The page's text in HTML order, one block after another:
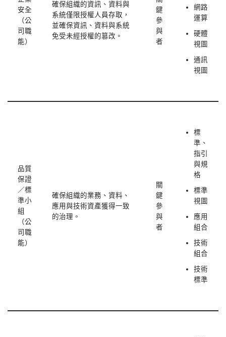
安全
（公
司職
能）
確保組織的資訊、資料與
系統僅限授權人員存取，
並確保資訊、資料與系統
免受未經授權的篡改。
鍵
參
與
者
網路
運算
硬體
視圖
通訊
視圖
品質
保證
／標
準小
組
（公
司職
能）
確保組織的業務、資料、
應用與技術資產獲得一致
的治理。
關
鍵
參
與
者
標
準、
指引
與規
格
標準
視圖
應用
組合
技術
組合
技術
標準